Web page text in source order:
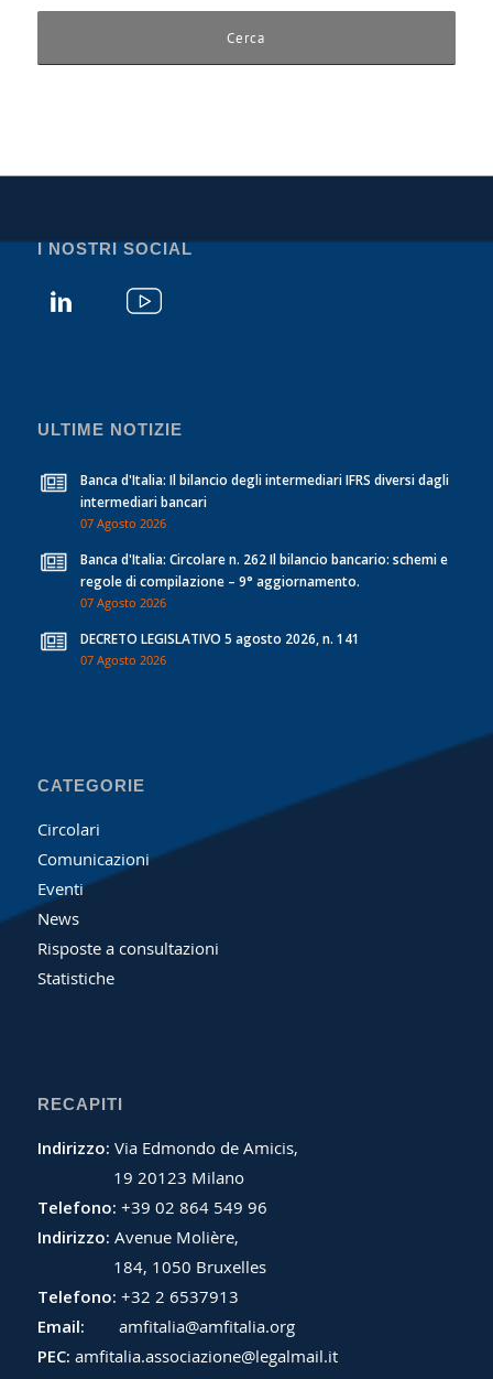
I NOSTRI SOCIAL
ULTIME NOTIZIE
Banca d'Italia: Il bilancio degli intermediari IFRS diversi dagli
intermediari bancari
07 Agosto 2026
Banca d'Italia: Circolare n. 262 Il bilancio bancario: schemi e
regole di compilazione – 9° aggiornamento.
07 Agosto 2026
DECRETO LEGISLATIVO 5 agosto 2026, n. 141
07 Agosto 2026
CATEGORIE
Circolari
Comunicazioni
Eventi
News
Risposte a consultazioni
Statistiche
RECAPITI
Indirizzo: Via Edmondo de Amicis,
19 20123 Milano
Telefono: +39 02 864 549 96
Indirizzo: Avenue Molière,
184, 1050 Bruxelles
Telefono: +32 2 6537913
Email:
amfitalia@amfitalia.org
PEC: amfitalia.associazione@legalmail.it